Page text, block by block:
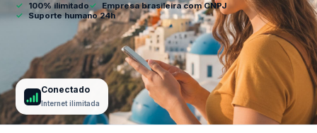
✓ 100% ilimitado✓
Empresa brasileira com CNPJ
✓
Suporte humano 24h
Conectado
Internet ilimitada